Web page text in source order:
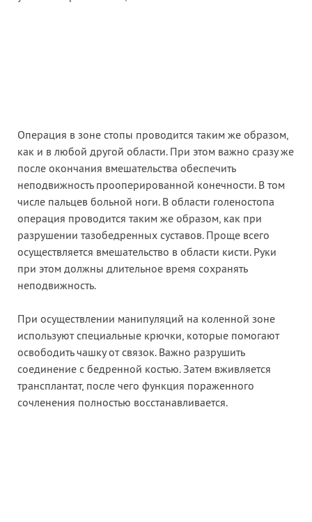
Операция в зоне стопы проводится таким же образом,
как и в любой другой области. При этом важно сразу же
после окончания вмешательства обеспечить
неподвижность прооперированной конечности. В том
числе пальцев больной ноги. В области голеностопа
операция проводится таким же образом, как при
разрушении тазобедренных суставов. Проще всего
осуществляется вмешательство в области кисти. Руки
при этом должны длительное время сохранять
неподвижность.
При осуществлении манипуляций на коленной зоне
используют специальные крючки, которые помогают
освободить чашку от связок. Важно разрушить
соединение с бедренной костью. Затем вживляется
трансплантат, после чего функция пораженного
сочленения полностью восстанавливается.